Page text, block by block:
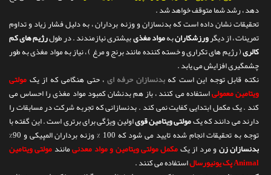
دهد ، رشد شما متوقف خواهد شد .
تحقیقات نشان داده است که بدنسازان و وزنه برداران ، به دلیل فشار زیاد و تداوم
تمرینات ، از دیگرورزشکارانبهمواد مغذیبیشتری نیازمندند . در طولرژیم های کم
کالری( رژیم های تکراری و خسته کننده مانند برنج و مرغ ) ، نیاز به مواد مغذی به طور
چشمگیری افزایش می یابد .
نکته قابل توجه این است کهبدنسازان حرفه ای، حتی هنگامی که از یکمولتی
ویتامین معمولیاستفاده می کنند ، باز هم بدنشان کمبود مواد مغذی را احساس می
کند . یک مکمل ابتدایی کفایت نمی کند . بدنسازانی که تجربه شرکت در مسابقات را
دارند می دانند که یکمولتی ویتامین قویاولین ویژگی برای برتری است . این گفته با
توجه به تحقیقات انجام شده تایید می شود که 100 % وزنه برداران المپیکی و 90%
بدنسازان زنو مرد از یکمکمل مولتی ویتامین و مواد معدنیمانندمولتی ویتامین
Animal پک یونیورسال
استفاده می کنند .